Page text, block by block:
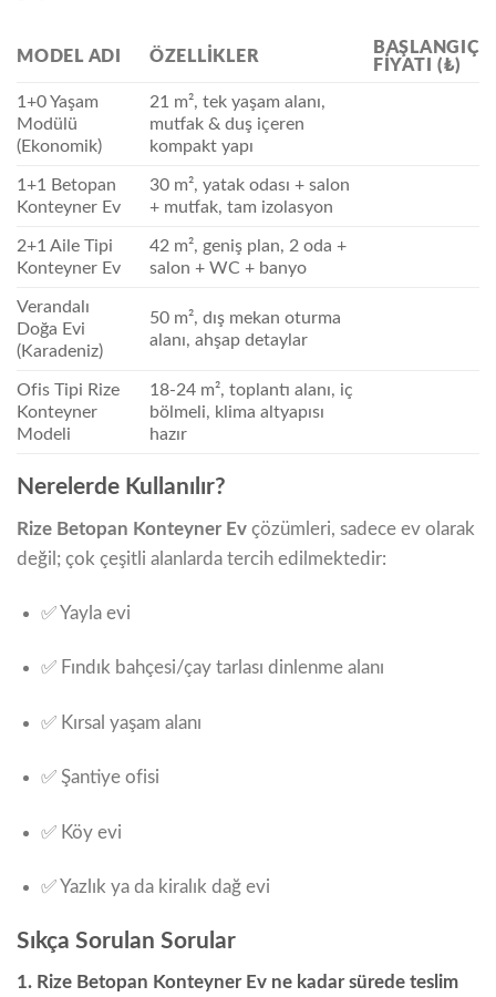
MODEL ADI ÖZELLIKLER
BAŞLANGIÇ
FIYATI (₺)
1+0 Yaşam
Modülü
(Ekonomik)
21 m², tek yaşam alanı,
mutfak & duş içeren
kompakt yapı
1+1 Betopan
Konteyner Ev
30 m², yatak odası + salon
+ mutfak, tam izolasyon
2+1 Aile Tipi
Konteyner Ev
42 m², geniş plan, 2 oda +
salon + WC + banyo
Verandalı
Doğa Evi
(Karadeniz)
50 m², dış mekan oturma
alanı, ahşap detaylar
Ofis Tipi Rize
Konteyner
Modeli
18-24 m², toplantı alanı, iç
bölmeli, klima altyapısı
hazır
Nerelerde Kullanılır?
Rize Betopan Konteyner Ev çözümleri, sadece ev olarak
değil; çok çeşitli alanlarda tercih edilmektedir:
✅ Yayla evi
✅ Fındık bahçesi/çay tarlası dinlenme alanı
✅ Kırsal yaşam alanı
✅ Şantiye ofisi
✅ Köy evi
✅ Yazlık ya da kiralık dağ evi
Sıkça Sorulan Sorular
1. Rize Betopan Konteyner Ev ne kadar sürede teslim